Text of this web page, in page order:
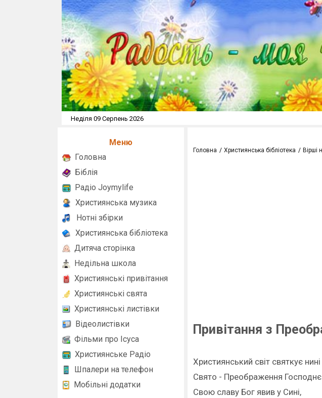
Неділя 09 Серпень 2026
Меню
Головна
Біблія
Радіо Joymylife
Християнська музика
Нотні збірки
Християнська бібліотека
Дитяча сторінка
Недільна школа
Християнські привітання
Християнські свята
Християнські листівки
Відеолистівки
Фільми про Ісуса
Християнське Радіо
Шпалери на телефон
Мобільні додатки
Головна Християнська бібліотека Вірші
Привітання з
Християнський світ святкує нині
Свято - Преображення
Свою славу Бог явив у Сині,